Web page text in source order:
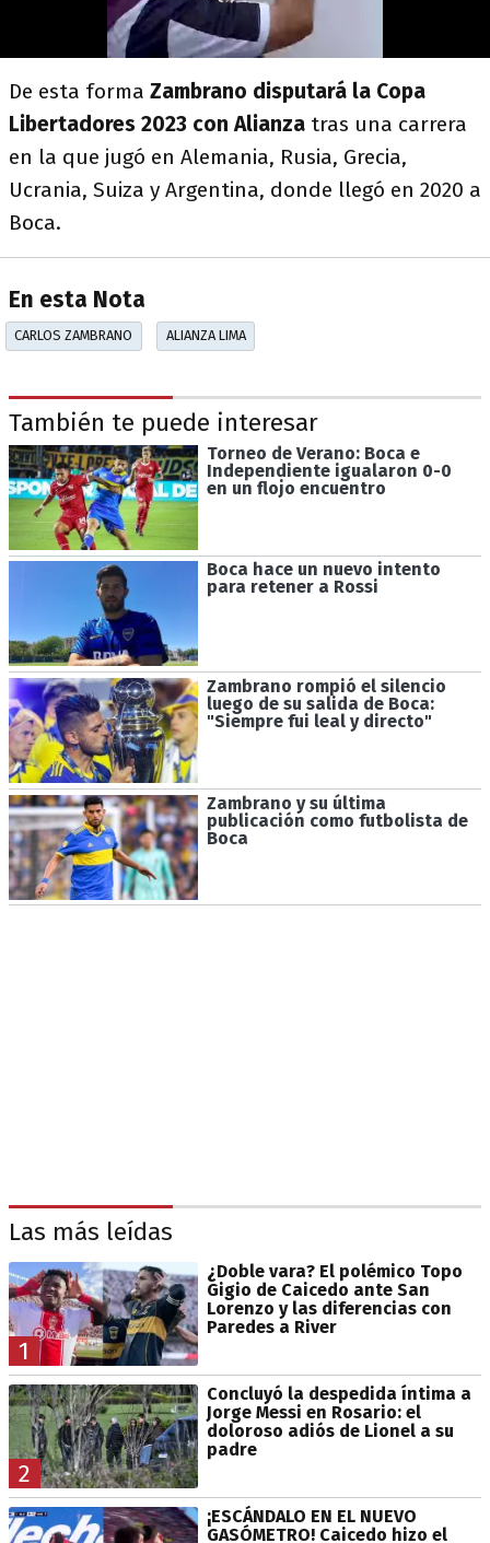
De esta forma Zambrano disputará la Copa
Libertadores 2023 con Alianza tras una carrera
en la que jugó en Alemania, Rusia, Grecia,
Ucrania, Suiza y Argentina, donde llegó en 2020 a
Boca.
En esta Nota
CARLOS ZAMBRANO ALIANZA LIMA
También te puede interesar
Torneo de Verano: Boca e
Independiente igualaron 0-0
en un flojo encuentro
Boca hace un nuevo intento
para retener a Rossi
Zambrano rompió el silencio
luego de su salida de Boca:
"Siempre fui leal y directo"
Zambrano y su última
publicación como futbolista de
Boca
Las más leídas
1
¿Doble vara? El polémico Topo
Gigio de Caicedo ante San
Lorenzo y las diferencias con
Paredes a River
2
Concluyó la despedida íntima a
Jorge Messi en Rosario: el
doloroso adiós de Lionel a su
padre
¡ESCÁNDALO EN EL NUEVO
GASÓMETRO! Caicedo hizo el